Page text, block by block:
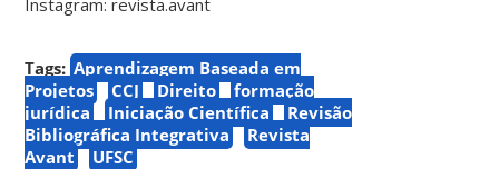
Tags: Aprendizagem Baseada em
Projetos
CCJ Direito
formação
jurídica
Iniciação Científica
Revisão
Bibliográfica Integrativa
Revista
Avant
UFSC